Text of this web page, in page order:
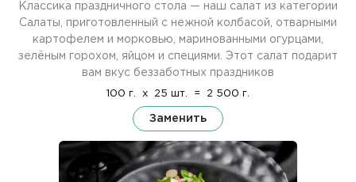
Классика праздничного стола — наш салат из категории
Салаты, приготовленный с нежной колбасой, отварными
картофелем и морковью, маринованными огурцами,
зелёным горохом, яйцом и специями. Этот салат подарит
вам вкус беззаботных праздников
100 г. x 25 шт. = 2 500 г.
Заменить